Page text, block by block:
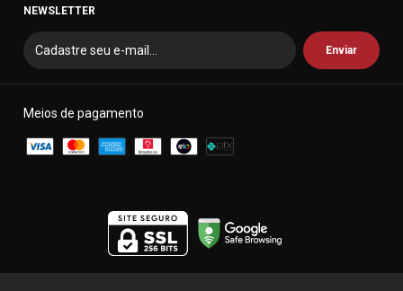
NEWSLETTER
Meios de pagamento